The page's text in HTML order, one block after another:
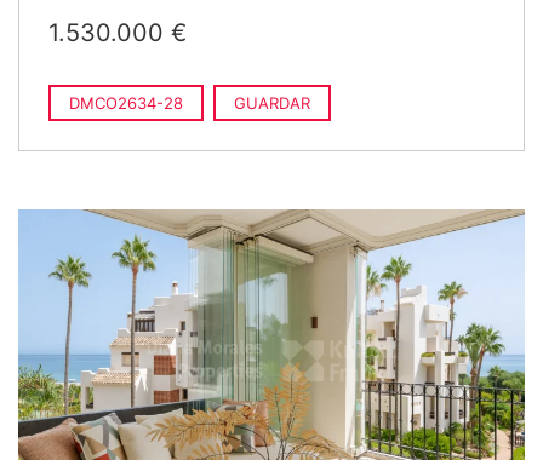
1.530.000 €
DMCO2634-28 GUARDAR